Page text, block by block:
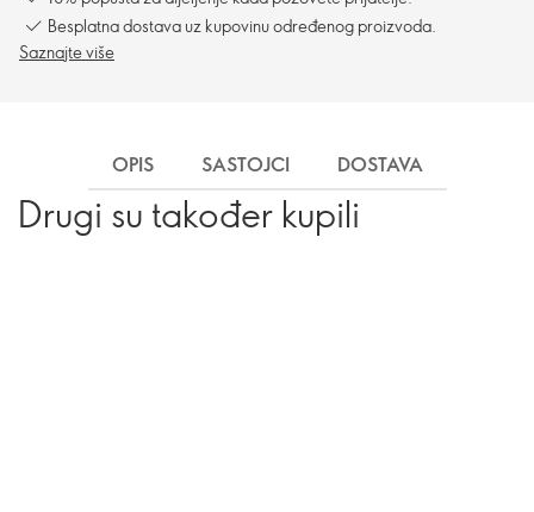
Besplatna dostava uz kupovinu određenog proizvoda.
Saznajte više
OPIS SASTOJCI DOSTAVA
Drugi su također kupili